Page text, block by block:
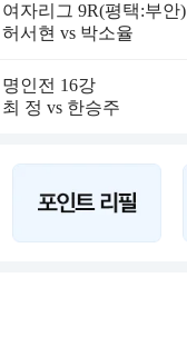
여자리그 9R(평택:부안)
허서현 vs 박소율
명인전 16강
최 정 vs 한승주